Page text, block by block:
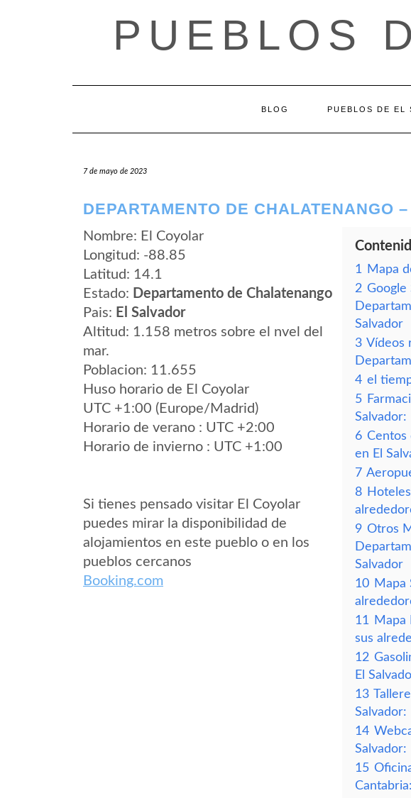
PUEBLOS
BLOG PUEBLOS DE EL
7 de mayo de 2023
DEPARTAMENTO DE CHALATENANGO
Nombre: El Coyolar
Longitud: -88.85
Latitud: 14.1
Estado: Departamento de Chalatenango
Pais: El Salvador
Altitud: 1.158 metros sobre el nvel del
mar.
Poblacion: 11.655
Huso horario de El Coyolar
UTC +1:00 (Europe/Madrid)
Horario de verano : UTC +2:00
Horario de invierno : UTC +1:00
Si tienes pensado visitar El Coyolar
puedes mirar la disponibilidad de
alojamientos en este pueblo o en los
pueblos cercanos
Booking.com
1
Mapa
2 Google
Salvador
3 Vídeos
4 el
5
Salvador:
6 Centos
en El
7
8
9 Otros
Salvador
10 Mapa
11
Mapa
sus
12
El
13
Salvador:
14
Salvador:
15
Cantabria: